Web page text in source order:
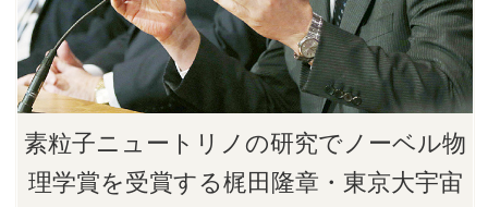
素粒子ニュートリノの研究でノーベル物
理学賞を受賞する梶田隆章・東京大宇宙